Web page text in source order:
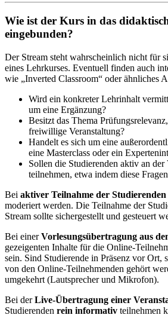
Wie ist der Kurs in das
eingebunden?
Der Stream steht wahrscheinlich nicht für
eines Lehrkurses. Eventuell finden auch
wie „Inverted Classroom“ oder ähnliches
Wird ein konkreter Lehrinhalt
um eine Ergänzung?
Besitzt das Thema
freiwillige Veranstaltung?
Handelt es sich um eine
eine Masterclass oder ein
Sollen die Studierenden aktiv an der
teilnehmen, etwa indem diese
Bei aktiver Teilnahme der Studierenden
moderiert werden. Die Teilnahme der
Stream sollte sichergestellt und gesteuert
Bei einerVorlesungsübertragung aus
gezeigenten Inhalte für die Online-
sein. Sind Studierende in Präsenz vor Ort,
von den Online-Teilnehmenden gehört
umgekehrt (Lautsprecher und Mikrofon).
Bei derLive-Übertragung einer
Studierenden rein informativ teilnehmen